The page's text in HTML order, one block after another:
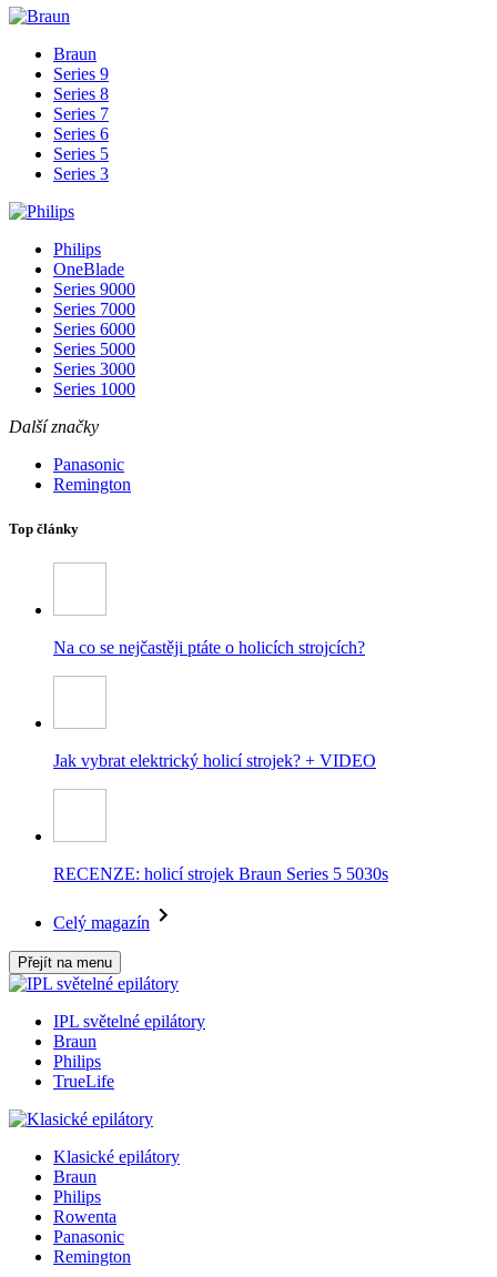
Braun
Series 9
Series 8
Series 7
Series 6
Series 5
Series 3
Philips
OneBlade
Series 9000
Series 7000
Series 6000
Series 5000
Series 3000
Series 1000
Další značky
Panasonic
Remington
Top články
Na co se nejčastěji ptáte o holicích strojcích?
Jak vybrat elektrický holicí strojek? + VIDEO
RECENZE: holicí strojek Braun Series 5 5030s
Celý magazín
Přejít na menu
IPL světelné epilátory
Braun
Philips
TrueLife
Klasické epilátory
Braun
Philips
Rowenta
Panasonic
Remington